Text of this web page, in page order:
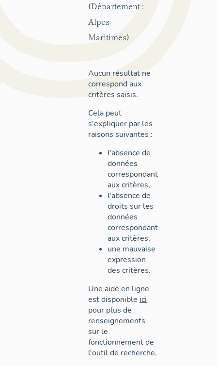
(Département :
Alpes-
Maritimes)
Aucun résultat ne
correspond aux
critères saisis.
Cela peut
s'expliquer par les
raisons suivantes :
l'absence de
données
correspondant
aux critères,
l'absence de
droits sur les
données
correspondant
aux critères,
une mauvaise
expression
des critères.
Une aide en ligne
est disponible ici
pour plus de
renseignements
sur le
fonctionnement de
l'outil de recherche.